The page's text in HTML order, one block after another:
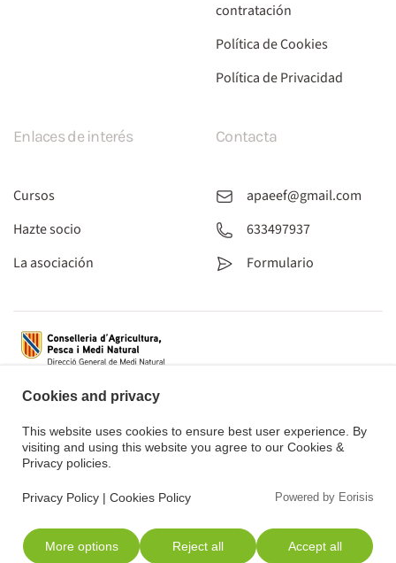
contratación
Política de Cookies
Política de Privacidad
Enlaces de interés
Cursos
Hazte socio
La asociación
Contacta
apaeef@gmail.com
633497937
Formulario
2026Derechos reservados. Associació de Productors d'Agricultura
Ecològica d'Eivissa i Formentera.Powered by tactic[studio].
Cookies and privacy
This website uses cookies to ensure best user experience. By
visiting and using this website you agree to our Cookies &
Privacy policies.
Privacy Policy | Cookies Policy Powered by Eorisis
More options Reject all Accept all